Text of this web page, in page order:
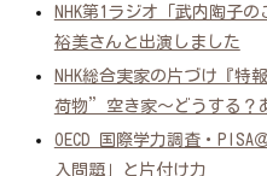
NHK第1ラジオ「武内陶子
裕美さんと出演しました
NHK総合実家の片づけ『
荷物”空き家～どうする？
OECD 国際学力調査・
入問題」と片付け力